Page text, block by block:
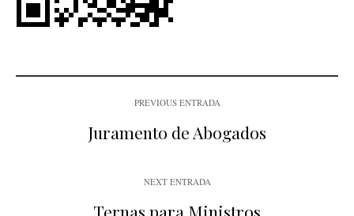
PREVIOUS ENTRADA
Juramento de Abogados
NEXT ENTRADA
Ternas para Ministros